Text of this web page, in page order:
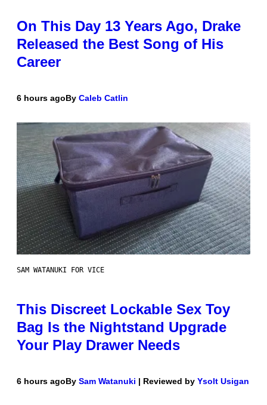
On This Day 13 Years Ago, Drake
Released the Best Song of His
Career
6 hours agoBy Caleb Catlin
SAM WATANUKI FOR VICE
This Discreet Lockable Sex Toy
Bag Is the Nightstand Upgrade
Your Play Drawer Needs
6 hours agoBy Sam Watanuki | Reviewed by Ysolt Usigan